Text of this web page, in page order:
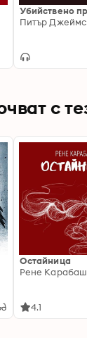
Убийствено
Питър Джеймс
с
Остайница
Рене Карабаш
4.1